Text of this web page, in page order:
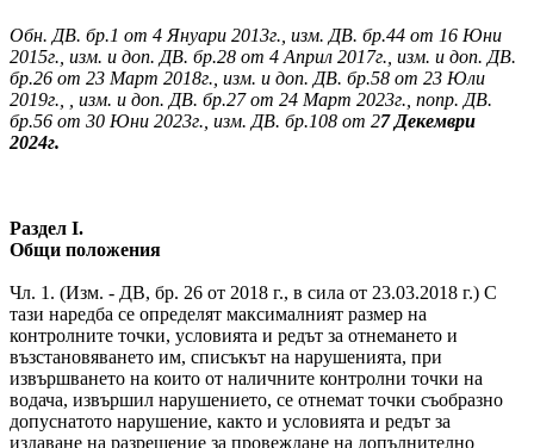
Обн. ДВ. бр.1 от 4 Януари 2013г., изм. ДВ. бр.44 от 16 Юни
2015г., изм. и доп. ДВ. бр.28 от 4 Април 2017г., изм. и доп. ДВ.
бр.26 от 23 Март 2018г., изм. и доп. ДВ. бр.58 от 23 Юли
2019г., , изм. и доп. ДВ. бр.27 от 24 Март 2023г., попр. ДВ.
бр.56 от 30 Юни 2023г., изм. ДВ. бр.108 от 27 Декември
2024г.
Раздел I.
Общи положения
Чл. 1. (Изм. - ДВ, бр. 26 от 2018 г., в сила от 23.03.2018 г.) С
тази наредба се определят максималният размер на
контролните точки, условията и редът за отнемането и
възстановяването им, списъкът на нарушенията, при
извършването на които от наличните контролни точки на
водача, извършил нарушението, се отнемат точки съобразно
допуснатото нарушение, както и условията и редът за
издаване на разрешение за провеждане на допълнително